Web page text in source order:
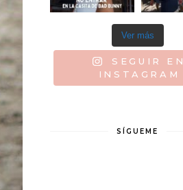
Ver más
SEGUIR EN
INSTAGRAM
SÍGUEME